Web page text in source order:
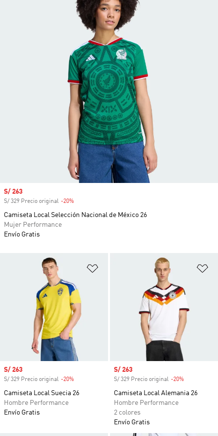
Añadir a la lista de deseos
Precio de venta
S/ 263
S/ 329 Precio original -20%
Camiseta Local Suecia 26
Hombre Performance
Envío Gratis
Precio de venta
S/ 263
S/ 329 Precio original -20%
Camiseta Local Alemania 26
Hombre Performance
2 colores
Envío Gratis
Precio de venta
S/ 263
S/ 329 Precio original -20%
Camiseta Local Selección Nacional de México 26
Mujer Performance
Envío Gratis